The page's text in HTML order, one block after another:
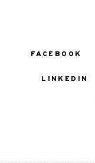
FACEBOOK
LINKEDIN